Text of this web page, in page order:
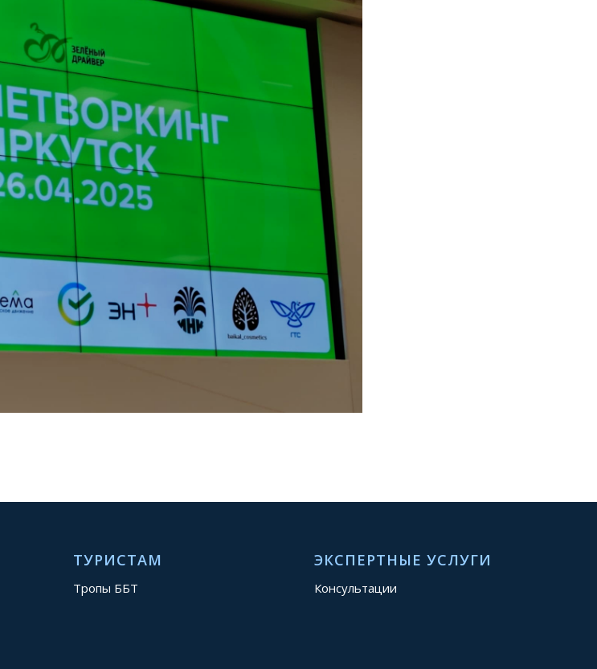
ТУРИСТАМ
Тропы ББТ
ЭКСПЕРТНЫЕ УСЛУГИ
Консультации